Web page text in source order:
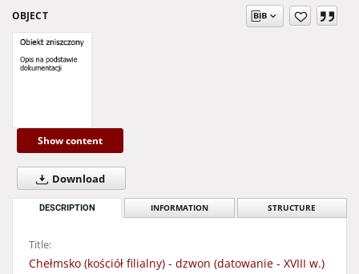
OBJECT
Show content
Download
DESCRIPTION INFORMATION STRUCTURE
Title:
Chełmsko (kościół filialny) - dzwon (datowanie - XVIII w.)